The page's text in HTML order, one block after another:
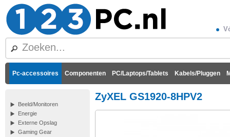
Pc-accessoires Componenten PC/Laptops/Tablets Kabels/Pluggen
Beeld/Monitoren
Energie
Externe Opslag
Gaming Gear
ZyXEL GS1920-8HPV2